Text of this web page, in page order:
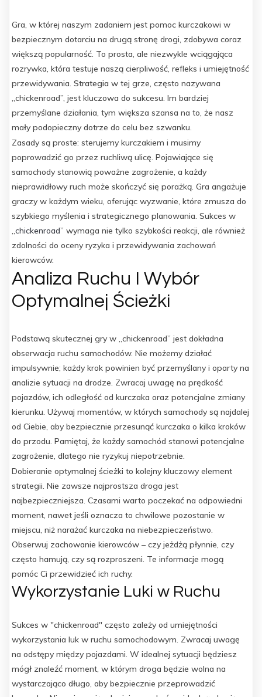
Gra, w której naszym zadaniem jest pomoc kurczakowi w
bezpiecznym dotarciu na drugą stronę drogi, zdobywa coraz
większą popularność. To prosta, ale niezwykle wciągająca
rozrywka, która testuje naszą cierpliwość, refleks i umiejętność
przewidywania. Strategia w tej grze, często nazywana
„chickenroad”, jest kluczowa do sukcesu. Im bardziej
przemyślane działania, tym większa szansa na to, że nasz
mały podopieczny dotrze do celu bez szwanku.
Zasady są proste: sterujemy kurczakiem i musimy
poprowadzić go przez ruchliwą ulicę. Pojawiające się
samochody stanowią poważne zagrożenie, a każdy
nieprawidłowy ruch może skończyć się porażką. Gra angażuje
graczy w każdym wieku, oferując wyzwanie, które zmusza do
szybkiego myślenia i strategicznego planowania. Sukces w
„chickenroad” wymaga nie tylko szybkości reakcji, ale również
zdolności do oceny ryzyka i przewidywania zachowań
kierowców.
Analiza Ruchu I Wybór
Optymalnej Ścieżki
Podstawą skutecznej gry w „chickenroad” jest dokładna
obserwacja ruchu samochodów. Nie możemy działać
impulsywnie; każdy krok powinien być przemyślany i oparty na
analizie sytuacji na drodze. Zwracaj uwagę na prędkość
pojazdów, ich odległość od kurczaka oraz potencjalne zmiany
kierunku. Używaj momentów, w których samochody są najdalej
od Ciebie, aby bezpiecznie przesunąć kurczaka o kilka kroków
do przodu. Pamiętaj, że każdy samochód stanowi potencjalne
zagrożenie, dlatego nie ryzykuj niepotrzebnie.
Dobieranie optymalnej ścieżki to kolejny kluczowy element
strategii. Nie zawsze najprostsza droga jest
najbezpieczniejsza. Czasami warto poczekać na odpowiedni
moment, nawet jeśli oznacza to chwilowe pozostanie w
miejscu, niż narażać kurczaka na niebezpieczeństwo.
Obserwuj zachowanie kierowców – czy jeżdżą płynnie, czy
często hamują, czy są rozproszeni. Te informacje mogą
pomóc Ci przewidzieć ich ruchy.
Wykorzystanie Luki w Ruchu
Sukces w "chickenroad" często zależy od umiejętności
wykorzystania luk w ruchu samochodowym. Zwracaj uwagę
na odstępy między pojazdami. W idealnej sytuacji będziesz
mógł znaleźć moment, w którym droga będzie wolna na
wystarczająco długo, aby bezpiecznie przeprowadzić